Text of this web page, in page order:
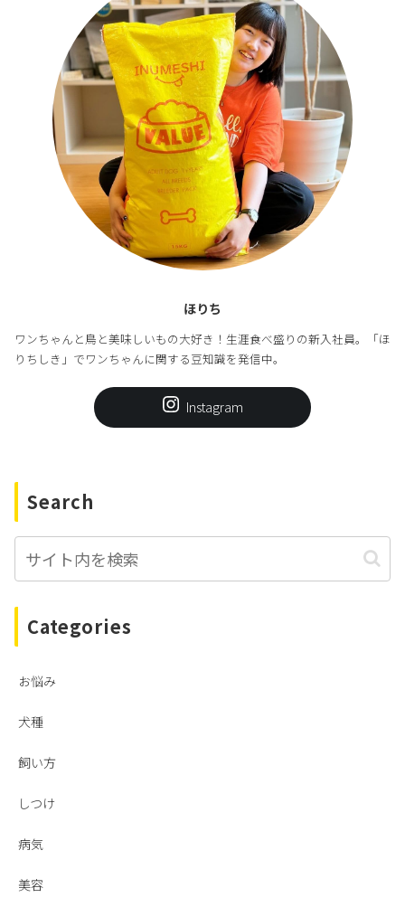
ほりち
ワンちゃんと鳥と美味しいもの大好き！生涯食べ盛りの新入社員。「ほ
りちしき」でワンちゃんに関する豆知識を発信中。
Instagram
Search
Categories
お悩み
犬種
飼い方
しつけ
病気
美容